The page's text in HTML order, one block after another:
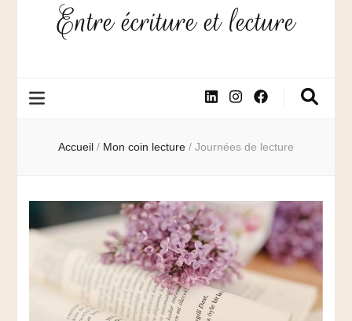
Entre écriture et lecture
Accueil / Mon coin lecture / Journées de lecture